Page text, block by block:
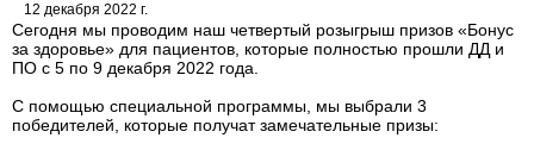
12 декабря 2022 г.
Сегодня мы проводим наш четвертый розыгрыш призов «Бонус
за здоровье» для пациентов, которые полностью прошли ДД и
ПО с 5 по 9 декабря 2022 года.
С помощью специальной программы, мы выбрали 3
победителей, которые получат замечательные призы: